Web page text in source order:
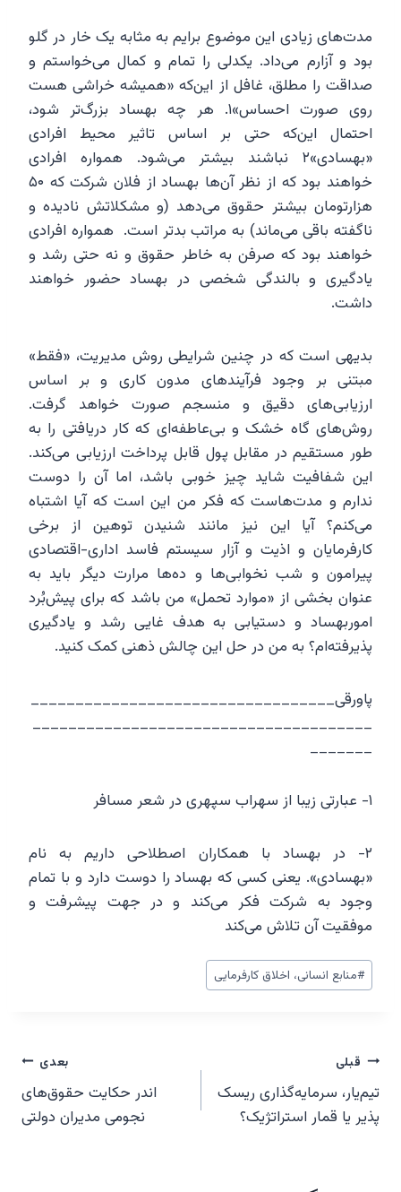
مدت‌های زیادی این موضوع برایم به مثابه یک خار در گلو
بود و آزارم می‌داد. یکدلی را تمام و کمال می‌خواستم و
صداقت را مطلق، غافل از این‌که «همیشه خراشی هست
روی صورت احساس»۱. هر چه بهساد بزرگ‌تر شود،
احتمال این‌که حتی بر اساس تاثیر محیط افرادی
«بهسادی»۲ نباشند بیشتر می‌شود. همواره افرادی
خواهند بود که از نظر آن‌ها بهساد از فلان شرکت که ۵۰
هزارتومان بیشتر حقوق می‌دهد (و مشکلاتش نادیده و
ناگفته باقی می‌ماند) به مراتب بدتر است. همواره افرادی
خواهند بود که صرفن به خاطر حقوق و نه حتی رشد و
یادگیری و بالندگی شخصی در بهساد حضور خواهند
داشت.
بدیهی است که در چنین شرایطی روش مدیریت، «فقط»
مبتنی بر وجود فرآیندهای مدون کاری و بر اساس
ارزیابی‌های دقیق و منسجم صورت خواهد گرفت.
روش‌های گاه خشک و بی‌عاطفه‌ای که کار دریافتی را به
طور مستقیم در مقابل پول قابل پرداخت ارزیابی می‌کند.
این شفافیت شاید چیز خوبی باشد، اما آن را دوست
ندارم و مدت‌هاست که فکر من این است که آیا اشتباه
می‌کنم؟ آیا این نیز مانند شنیدن توهین از برخی
کارفرمایان و اذیت و آزار سیستم فاسد اداری-اقتصادی
پیرامون و شب نخوابی‌ها و ده‌ها مرارت دیگر باید به
عنوان بخشی از «موارد تحمل» من باشد که برای پیش‌بُرد
اموربهساد و دستیابی به هدف غایی رشد و یادگیری
پذیرفته‌ام؟ به من در حل این چالش ذهنی کمک کنید.
پاورقی__________________________________
______________________________________
_______
۱- عبارتی زیبا از سهراب سپهری در شعر مسافر
۲- در بهساد با همکاران اصطلاحی داریم به نام
«بهسادی». یعنی کسی که بهساد را دوست دارد و با تمام
وجود به شرکت فکر می‌کند و در جهت پیشرفت و
موفقیت آن تلاش می‌کند
برچسب‌های
نوشته:
#منابع انسانی، اخلاق کارفرمایی
راهبری
نوشته‌ها
قبلی
تیم‌یار، سرمایه‌گذاری ریسک
پذیر یا قمار استراتژیک؟
بعدی
اندر حکایت حقوق‌های
نجومی مدیران دولتی